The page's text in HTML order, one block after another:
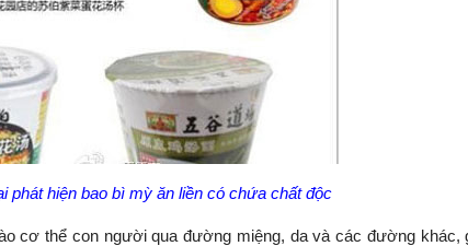
phát hiện bao bì mỳ ăn liền có chứa chất độc
cơ thể con người qua đường miệng, da và các đường khác,